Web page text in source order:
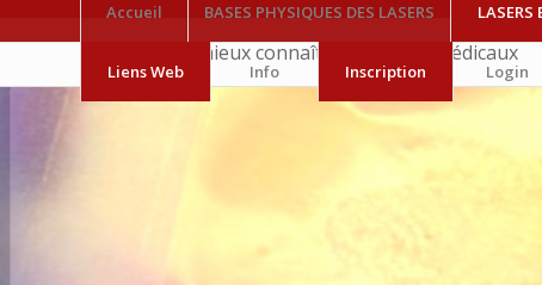
Accueil BASES PHYSIQUES DES LASERS LASERS
Liens Web Info Inscription Login
Apprendre à mieux connaître les lasers médicaux